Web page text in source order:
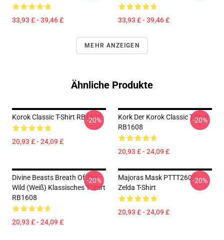
33,93 £ - 39,46 £ 33,93 £ - 39,46 £
MEHR ANZEIGEN
Ähnliche Produkte
Korok Classic T-Shirt RB1608
20,93 £ - 24,09 £
-20%
Kork Der Korok Classic T-Shirt
RB1608
20,93 £ - 24,09 £
-20%
Divine Beasts Breath Of The
Wild (weiß) Klassisches T-Shirt
RB1608
20,93 £ - 24,09 £
-20%
Majoras Mask PTTT2605
Zelda T-Shirt
20,93 £ - 24,09 £
-20%